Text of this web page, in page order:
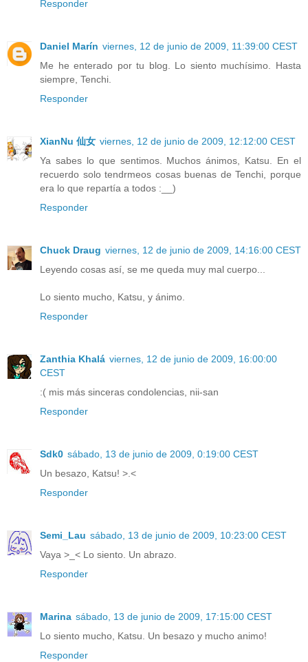
Responder
Daniel Marín viernes, 12 de junio de 2009, 11:39:00 CEST
Me he enterado por tu blog. Lo siento muchísimo. Hasta
siempre, Tenchi.
Responder
XianNu 仙女 viernes, 12 de junio de 2009, 12:12:00 CEST
Ya sabes lo que sentimos. Muchos ánimos, Katsu. En el
recuerdo solo tendrmeos cosas buenas de Tenchi, porque
era lo que repartía a todos :__)
Responder
Chuck Draug viernes, 12 de junio de 2009, 14:16:00 CEST
Leyendo cosas así, se me queda muy mal cuerpo...
Lo siento mucho, Katsu, y ánimo.
Responder
Zanthia Khalá viernes, 12 de junio de 2009, 16:00:00
CEST
:( mis más sinceras condolencias, nii-san
Responder
Sdk0 sábado, 13 de junio de 2009, 0:19:00 CEST
Un besazo, Katsu! >.<
Responder
Semi_Lau sábado, 13 de junio de 2009, 10:23:00 CEST
Vaya >_< Lo siento. Un abrazo.
Responder
Marina sábado, 13 de junio de 2009, 17:15:00 CEST
Lo siento mucho, Katsu. Un besazo y mucho animo!
Responder